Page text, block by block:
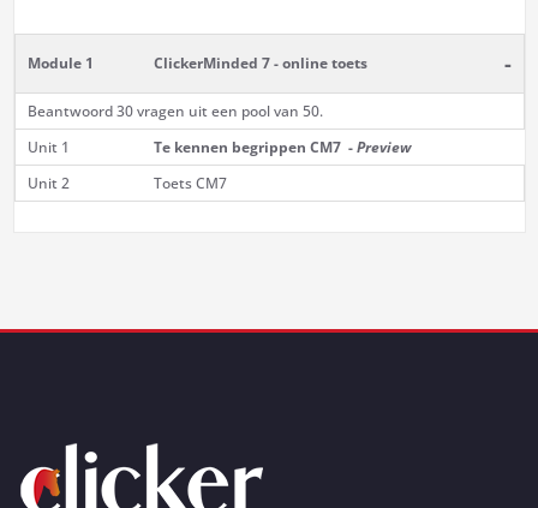
Module 1 ClickerMinded 7 - online toets -
Beantwoord 30 vragen uit een pool van 50.
Unit 1
Te kennen begrippen CM7 -Preview
Unit 2
Toets CM7